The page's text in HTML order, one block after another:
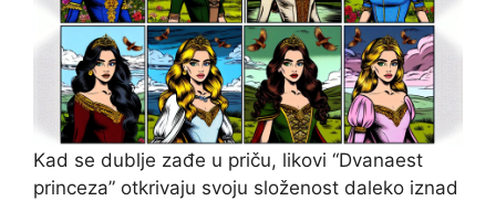
Kad se dublje zađe u priču, likovi “Dvanaest
princeza” otkrivaju svoju složenost daleko iznad